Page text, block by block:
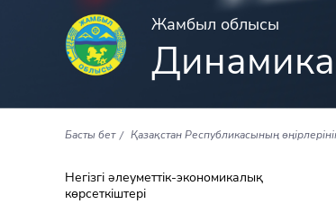
Жамбыл облысы
Басты бет Қазақстан Республикасының
Негізгі әлеуметтік-экономикалық
көрсеткіштері